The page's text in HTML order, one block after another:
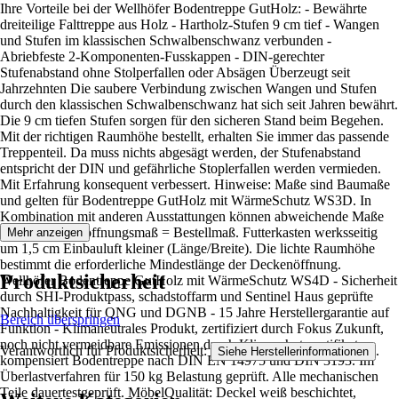
Ihre Vorteile bei der Wellhöfer Bodentreppe GutHolz: - Bewährte
dreiteilige Falttreppe aus Holz - Hartholz-Stufen 9 cm tief - Wangen
und Stufen im klassischen Schwalbenschwanz verbunden -
Abriebfeste 2-Komponenten-Fusskappen - DIN-gerechter
Stufenabstand ohne Stolperfallen oder Absägen Überzeugt seit
Jahrzehnten Die saubere Verbindung zwischen Wangen und Stufen
durch den klassischen Schwalbenschwanz hat sich seit Jahren bewährt.
Die 9 cm tiefen Stufen sorgen für den sicheren Stand beim Begehen.
Mit der richtigen Raumhöhe bestellt, erhalten Sie immer das passende
Treppenteil. Da muss nichts abgesägt werden, der Stufenabstand
entspricht der DIN und gefährliche Stoplerfallen werden vermieden.
Mit Erfahrung konsequent verbessert. Hinweise: Maße sind Baumaße
und gelten für Bodentreppe GutHolz mit WärmeSchutz WS3D. In
Kombination mit anderen Ausstattungen können abweichende Maße
gelten. Deckenöffnungsmaß = Bestellmaß. Futterkasten werksseitig
um 1,5 cm Einbauluft kleiner (Länge/Breite). Die lichte Raumhöhe
bestimmt die erforderliche Mindestlänge der Deckenöffnung.
Wellhöfer Bodentreppe GutHolz mit WärmeSchutz WS4D - Sicherheit
durch SHI-Produktpass, schadstoffarm und Sentinel Haus geprüfte
Nachhaltigkeit für QNG und DGNB - 15 Jahre Herstellergarantie auf
Funktion - Klimaneutrales Produkt, zertifiziert durch Fokus Zukunft,
noch nicht vermeidbare Emissionen durch Klimaschutzzertifikate
kompensiert Bodentreppe nach DIN EN 14975 und DIN 3193. Im
Überlastverfahren für 150 kg Belastung geprüft. Alle mechanischen
Teile dauertestgeprüft. MöbelQualität: Deckel weiß beschichtet,
Mehr anzeigen
Produktsicherheit
Bereich überspringen
Verantwortlich für Produktsicherheit: Siehe Herstellerinformationen .